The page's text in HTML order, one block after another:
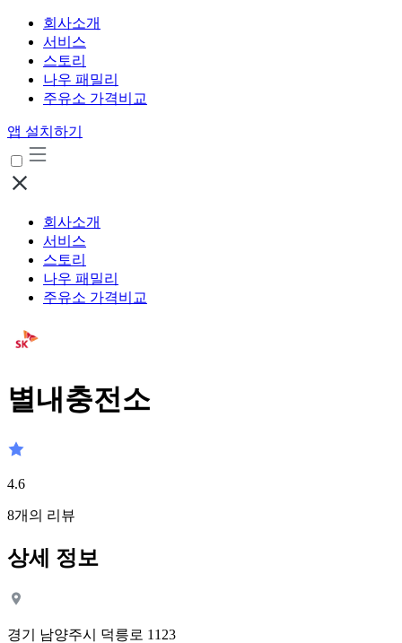
회사소개
서비스
스토리
나우 패밀리
주유소 가격비교
앱 설치하기
회사소개
서비스
스토리
나우 패밀리
주유소 가격비교
별내충전소
4.6
8개의 리뷰
상세 정보
경기 남양주시 덕릉로 1123